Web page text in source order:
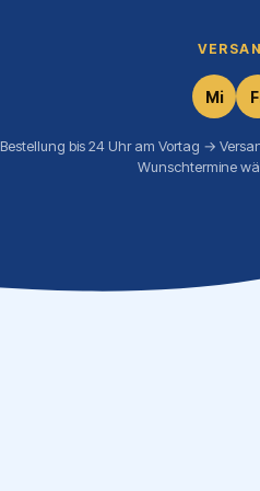
Mi
Bestellung bis 24 Uhr am Vortag →
Wunschtermine